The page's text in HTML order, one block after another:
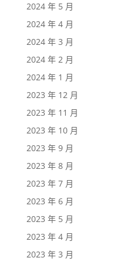
2024 年 5 月
2024 年 4 月
2024 年 3 月
2024 年 2 月
2024 年 1 月
2023 年 12 月
2023 年 11 月
2023 年 10 月
2023 年 9 月
2023 年 8 月
2023 年 7 月
2023 年 6 月
2023 年 5 月
2023 年 4 月
2023 年 3 月